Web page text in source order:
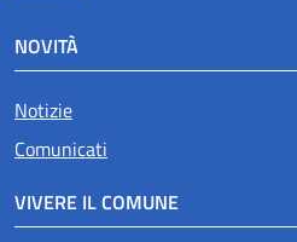
NOVITÀ
Notizie
Comunicati
VIVERE IL COMUNE